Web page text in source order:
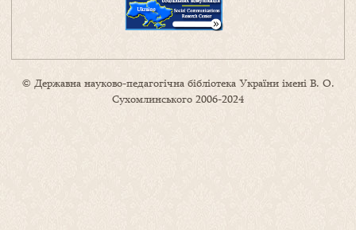
© Державна науково-педагогічна бібліотека України імені В. О.
Сухомлинського 2006-2024